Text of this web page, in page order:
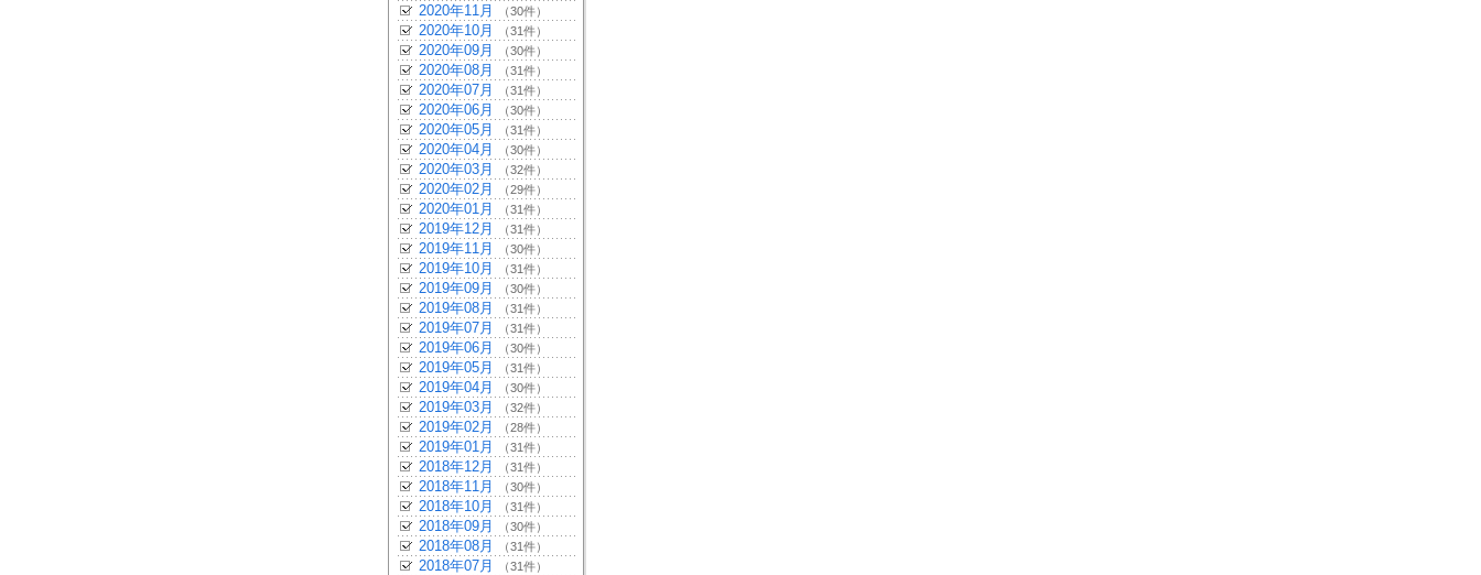
2020年11月 （30件）
2020年10月 （31件）
2020年09月 （30件）
2020年08月 （31件）
2020年07月 （31件）
2020年06月 （30件）
2020年05月 （31件）
2020年04月 （30件）
2020年03月 （32件）
2020年02月 （29件）
2020年01月 （31件）
2019年12月 （31件）
2019年11月 （30件）
2019年10月 （31件）
2019年09月 （30件）
2019年08月 （31件）
2019年07月 （31件）
2019年06月 （30件）
2019年05月 （31件）
2019年04月 （30件）
2019年03月 （32件）
2019年02月 （28件）
2019年01月 （31件）
2018年12月 （31件）
2018年11月 （30件）
2018年10月 （31件）
2018年09月 （30件）
2018年08月 （31件）
2018年07月 （31件）